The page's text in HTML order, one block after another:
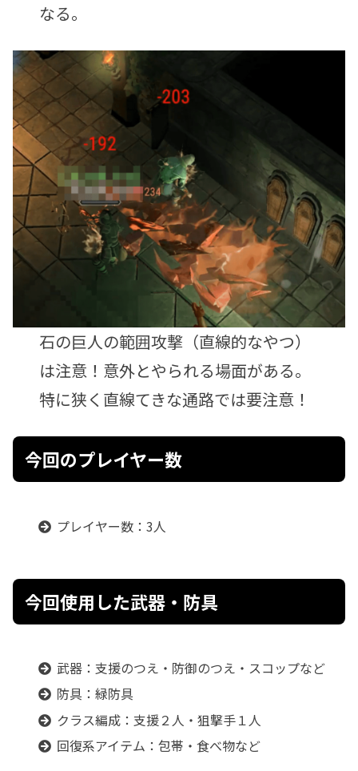
なる。
石の巨人の範囲攻撃（直線的なやつ）
は注意！意外とやられる場面がある。
特に狭く直線てきな通路では要注意！
今回のプレイヤー数
プレイヤー数：3人
今回使用した武器・防具
武器：支援のつえ・防御のつえ・スコップなど
防具：緑防具
クラス編成：支援２人・狙撃手１人
回復系アイテム：包帯・食べ物など